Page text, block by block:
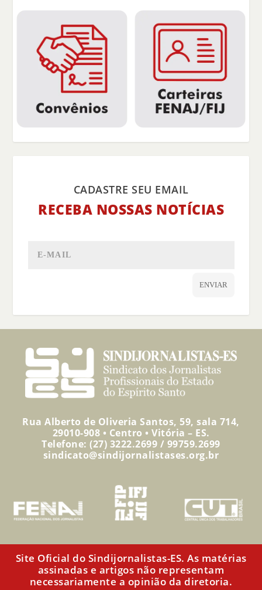
CADASTRE SEU EMAIL
RECEBA NOSSAS NOTÍCIAS
ENVIAR
Rua Alberto de Oliveria Santos, 59, sala 714,
29010-908 • Centro • Vitória – ES.
Telefone: (27) 3222.2699 / 99759.2699
sindicato@sindijornalistases.org.br
Site Oficial do Sindijornalistas-ES. As matérias
assinadas e artigos não representam
necessariamente a opinião da diretoria.